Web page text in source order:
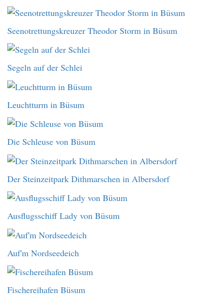
Seenotrettungskreuzer Theodor Storm in Büsum
Segeln auf der Schlei
Leuchtturm in Büsum
Die Schleuse von Büsum
Der Steinzeitpark Dithmarschen in Albersdorf
Ausflugsschiff Lady von Büsum
Auf'm Nordseedeich
Fischereihafen Büsum